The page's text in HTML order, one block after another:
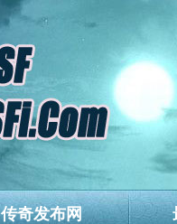
传奇发布网